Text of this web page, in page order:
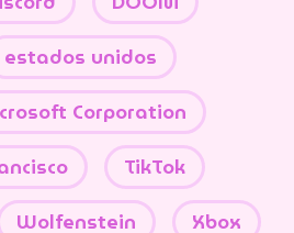
estados unidos
Corporation
TikTok
Wolfenstein Xbox